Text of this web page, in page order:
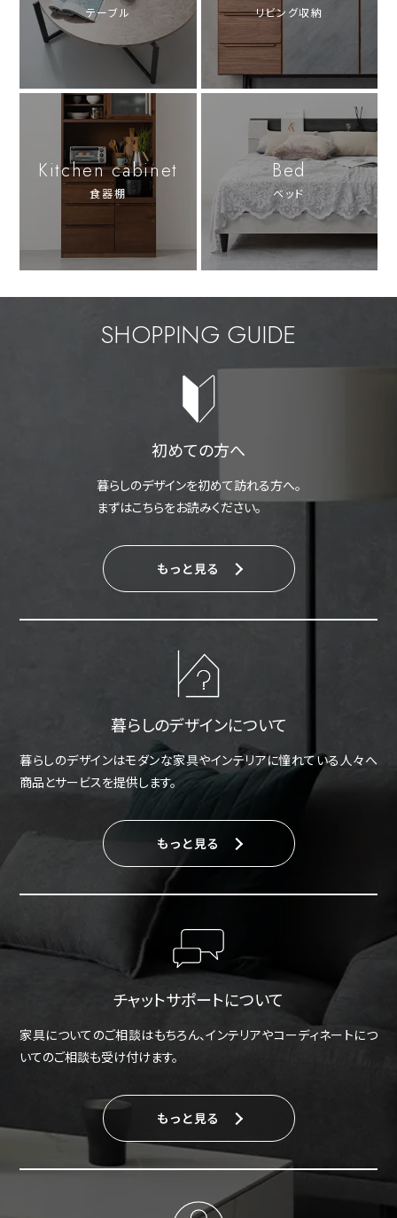
テーブル リビング収納
Kitchen cabinet
食器棚
Bed
ベッド
SHOPPING GUIDE
初めての方へ
暮らしのデザインを初めて訪れる方へ。
まずはこちらをお読みください。
もっと見る
暮らしのデザインについて
暮らしのデザインはモダンな家具やインテリアに憧れている人々へ
商品とサービスを提供します。
もっと見る
チャットサポートについて
家具についてのご相談はもちろん、インテリアやコーディネートにつ
いてのご相談も受け付けます。
もっと見る